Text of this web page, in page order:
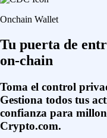
Onchain Wallet
Tu puerta de
on-chain
Toma el control
Gestiona todos tus
confianza para
Crypto.com.